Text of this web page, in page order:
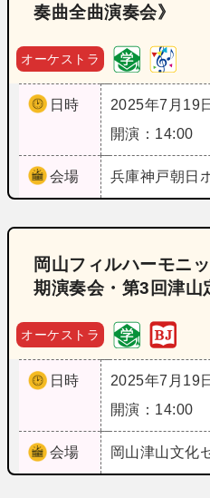
奏曲全曲演奏会》
オーケストラ
日時
2025年7月19
開演：14:00
会場 兵庫神戸朝日
岡山フィルハーモニ
期演奏会・第3回津山
オーケストラ
日時
2025年7月19
開演：14:00
会場 岡山津山文化